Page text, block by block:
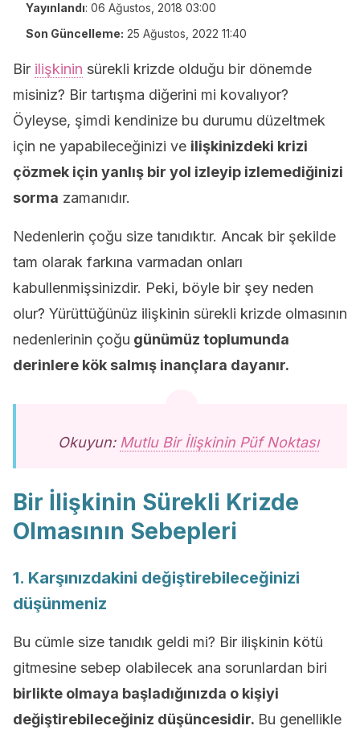
Yayınlandı: 06 Ağustos, 2018 03:00
Son Güncelleme: 25 Ağustos, 2022 11:40
Bir ilişkinin sürekli krizde olduğu bir dönemde
misiniz? Bir tartışma diğerini mi kovalıyor?
Öyleyse, şimdi kendinize bu durumu düzeltmek
için ne yapabileceğinizi ve ilişkinizdeki krizi
çözmek için yanlış bir yol izleyip izlemediğinizi
sorma zamanıdır.
Nedenlerin çoğu size tanıdıktır. Ancak bir şekilde
tam olarak farkına varmadan onları
kabullenmişsinizdir. Peki, böyle bir şey neden
olur? Yürüttüğünüz ilişkinin sürekli krizde olmasının
nedenlerinin çoğu günümüz toplumunda
derinlere kök salmış inançlara dayanır.
Okuyun: Mutlu Bir İlişkinin Püf Noktası
Bir İlişkinin Sürekli Krizde
Olmasının Sebepleri
1. Karşınızdakini değiştirebileceğinizi
düşünmeniz
Bu cümle size tanıdık geldi mi? Bir ilişkinin kötü
gitmesine sebep olabilecek ana sorunlardan biri
birlikte olmaya başladığınızda o kişiyi
değiştirebileceğiniz düşüncesidir. Bu genellikle